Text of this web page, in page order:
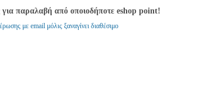
παραλαβή από οποιοδήποτε eshop point!
με email μόλις ξαναγίνει διαθέσιμο